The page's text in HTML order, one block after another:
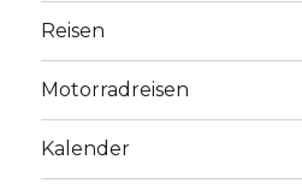
Reisen
Motorradreisen
Kalender